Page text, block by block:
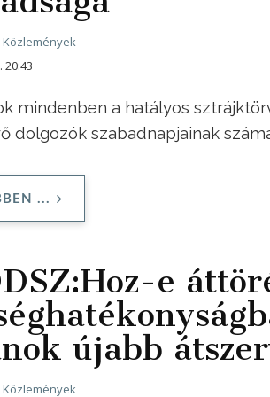
Közlemények
20:43
mindenben a hatályos
dolgozók szabadnapjainak
...
e
újabb
Közlemények